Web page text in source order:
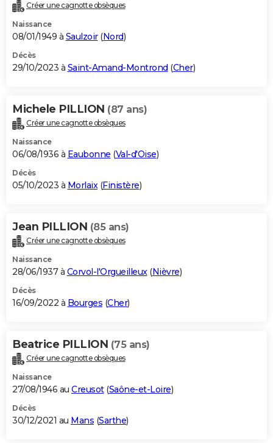
Créer une cagnotte obsèques
Naissance
08/01/1949 à Saulzoir(Nord)
Décès
29/10/2023 à Saint-Amand-Montrond (Cher)
Michele PILLION (87 ans)
Créer une cagnotte obsèques
Naissance
06/08/1936 à Eaubonne (Val-d'Oise)
Décès
05/10/2023 à Morlaix(Finistère)
Jean PILLION (85 ans)
Créer une cagnotte obsèques
Naissance
28/06/1937 à Corvol-l'Orgueilleux(Nièvre)
Décès
16/09/2022 à Bourges (Cher)
Beatrice PILLION (75 ans)
Créer une cagnotte obsèques
Naissance
27/08/1946 au Creusot(Saône-et-Loire)
Décès
30/12/2021 au Mans (Sarthe)